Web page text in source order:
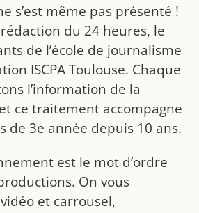
s’est même pas présenté !
du 24 heures, le
de l’école de journalisme
ISCPA Toulouse. Chaque
l’information de la
ce traitement accompagne
de 3e année depuis 10 ans.
est le mot d’ordre
On vous
et carrousel,